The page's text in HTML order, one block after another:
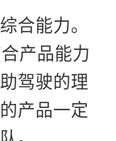
合能力。
产品能力
驾驶的理
产品一定